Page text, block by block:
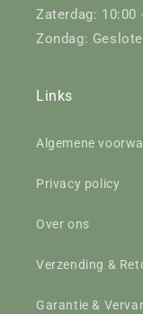
Zaterdag: 10:00
Zondag:
Links
Algemene
Privacy policy
Over ons
Verzending &
Garantie &